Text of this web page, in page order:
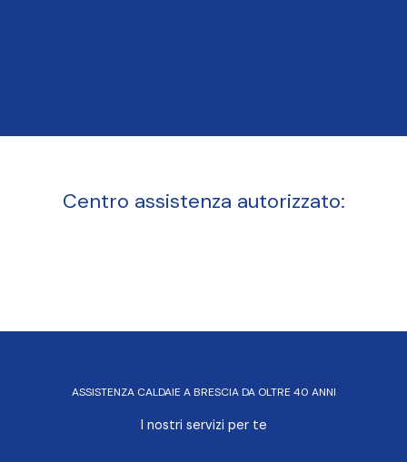
Centro assistenza autorizzato:
ASSISTENZA CALDAIE A BRESCIA DA OLTRE 40 ANNI
I nostri servizi per te